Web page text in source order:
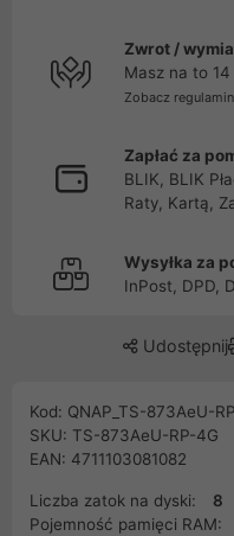
Zwrot /
Masz na to 14
Zobacz
Zapłać za
BLIK, BLIK
Raty, Kartą,
Wysyłka za
InPost, DPD,
Udostępnij
Kod: QNAP_TS-873AeU-
SKU: TS-873AeU-RP-4G
EAN: 4711103081082
Liczba zatok na dyski:
8
Pojemność pamięci RAM: